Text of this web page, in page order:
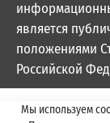
является
положениями
Российской
Мы используем